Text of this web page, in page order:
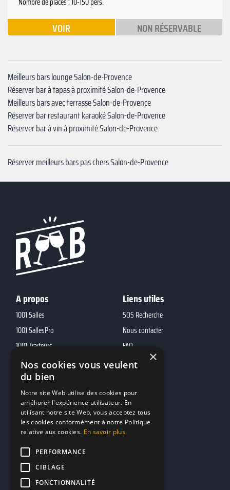
VOIR NON RÉSERVABLE
Meilleurs bars lounge Salon-de-Provence
Réserver bar à tapas à proximité Salon-de-Provence
Meilleurs bars avec terrasse Salon-de-Provence
Réserver bar restaurant karaoké Salon-de-Provence
Réserver bar à vin à proximité Salon-de-Provence
Réserver meilleurs bars pas chers Salon-de-Provence
A propos
1001 Salles
1001 SallesPro
1001 Traiteurs
1001 DJ
10h01
MP2
Liens utiles
SOS Recherche
Nous contacter
FAQ
Contacts
marketing@reserverunbar.fr
11 rue Maurice Grandcoing
94200 Ivry-sur-Seine
×
Nos cookies vous veulent
du bien
Notre site Web utilise des cookies pour
améliorer l'expérience utilisateur. En
utilisant notre site Web, vous acceptez tous
les cookies conformément à notre Politique
relative aux cookies. En savoir plus
PERFORMANCE
CIBLAGE
FONCTIONNALITÉ